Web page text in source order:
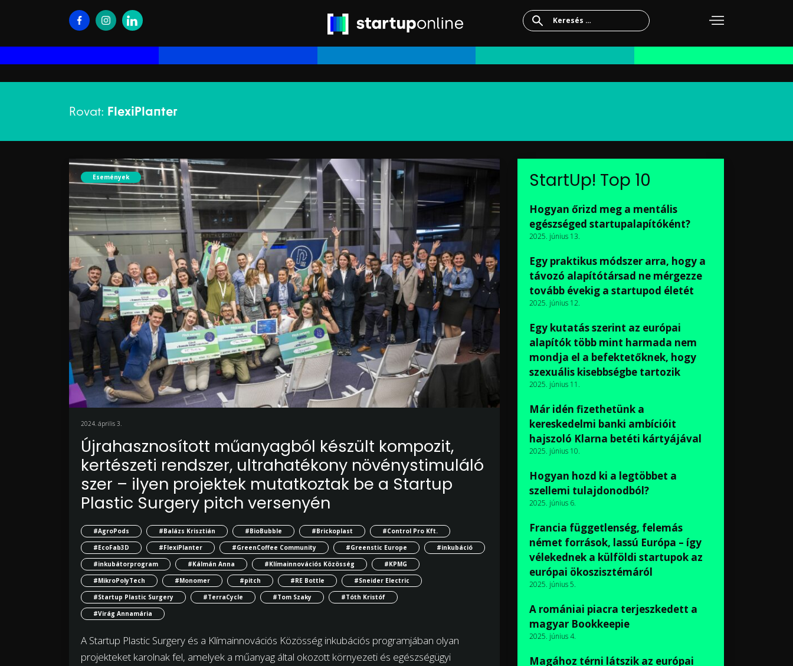
Keresés:
Rovat: FlexiPlanter
Események
2024. április 3.
Újrahasznosított műanyagból készült kompozit,
kertészeti rendszer, ultrahatékony növénystimuláló
szer – ilyen projektek mutatkoztak be a Startup
Plastic Surgery pitch versenyén
#AgroPods #Balázs Krisztián #BioBubble #Brickoplast
#Control Pro Kft.
#EcoFab3D
#FlexiPlanter #GreenCoffee Community #Greenstic Europe
#inkubáció
#inkubátorprogram
#Kálmán Anna #Klímainnovációs Közösség
#KPMG
#MikroPolyTech
#Monomer #pitch #RE Bottle
#Sneider Electric
#Startup Plastic Surgery
#TerraCycle #Tom Szaky
#Tóth Kristóf
#Virág Annamária
A Startup Plastic Surgery és a Klímainnovációs Közösség inkubációs programjában olyan
projekteket karolnak fel, amelyek a műanyag által okozott környezeti és egészségügyi
StartUp! Top 10
Hogyan őrizd meg a mentális
egészséged startupalapítóként?
2025. június 13.
Egy praktikus módszer arra, hogy a
távozó alapítótársad ne mérgezze
tovább évekig a startupod életét
2025. június 12.
Egy kutatás szerint az európai
alapítók több mint harmada nem
mondja el a befektetőknek, hogy
szexuális kisebbségbe tartozik
2025. június 11.
Már idén fizethetünk a
kereskedelmi banki ambícióit
hajszoló Klarna betéti kártyájával
2025. június 10.
Hogyan hozd ki a legtöbbet a
szellemi tulajdonodból?
2025. június 6.
Francia függetlenség, felemás
német források, lassú Európa – így
vélekednek a külföldi startupok az
európai ökoszisztémáról
2025. június 5.
A romániai piacra terjeszkedett a
magyar Bookkeepie
2025. június 4.
Magához térni látszik az európai